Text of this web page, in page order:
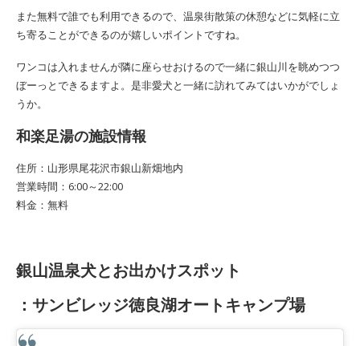
また無料で誰でも利用できるので、温泉街散策の休憩などに気軽に立
ち寄ることができるのが嬉しいポイントですね。
ワンコは入れませんが隣に座らせおけるので一緒に銀山川を眺めつつ
ぼーっとできるますよ。是非愛犬と一緒に訪れてみてはいかがでしょ
うか。
和楽足湯の施設情報
住所：山形県尾花沢市銀山新畑地内
営業時間：6:00～22:00
料金：無料
銀山温泉犬とお出かけスポット
：サンビレッジ徳良湖オートキャンプ場